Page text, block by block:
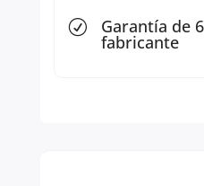
R Garantía de
fabricante